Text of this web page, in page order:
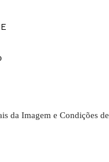
da Imagem e Condições de